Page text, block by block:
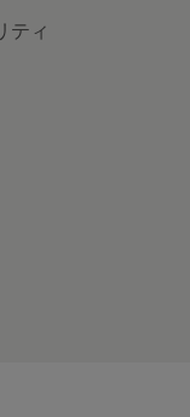
ティ